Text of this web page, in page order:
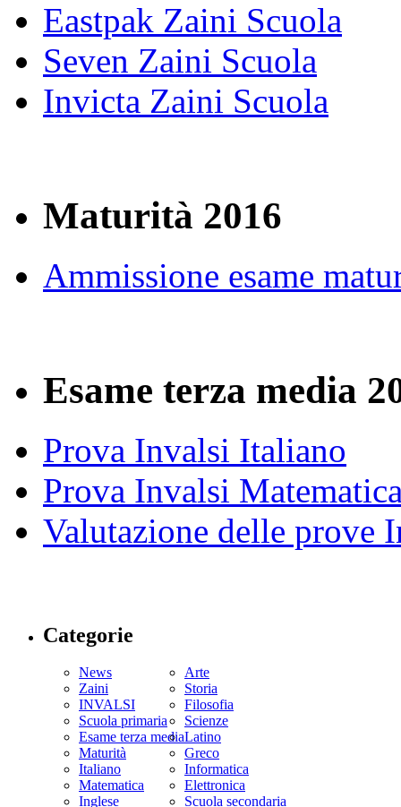
Eastpak Zaini Scuola
Seven Zaini Scuola
Invicta Zaini Scuola
Maturità 2016
Ammissione esame
Esame terza media
Prova Invalsi Italiano
Prova Invalsi
Valutazione delle prove
Categorie
News
Zaini
INVALSI
Scuola primaria
Esame terza media
Maturità
Italiano
Matematica
Inglese
Arte
Storia
Filosofia
Scienze
Latino
Greco
Informatica
Elettronica
Scuola secondaria